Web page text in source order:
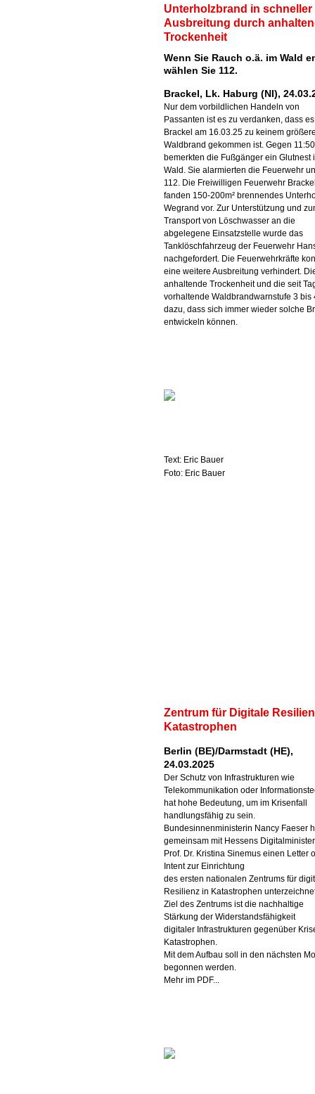
Unterholzbrand in schneller
Ausbreitung durch
Trockenheit
Wenn Sie Rauch o.ä. im Wald
wählen Sie 112.
Brackel, Lk. Haburg (NI),
Nur dem vorbildlichen Handeln von
Passanten ist es zu verdanken, dass
Brackel am 16.03.25 zu keinem
Waldbrand gekommen ist. Gegen
bemerkten die Fußgänger ein Glutnest
Wald. Sie alarmierten die Feuerwehr
112. Die Freiwilligen Feuerwehr
fanden 150-200m² brennendes
Wegrand vor. Zur Unterstützung und
Transport von Löschwasser an die
abgelegene Einsatzstelle wurde das
Tanklöschfahrzeug der Feuerwehr
nachgefordert. Die Feuerwehrkräfte
eine weitere Ausbreitung verhindert.
anhaltende Trockenheit und die seit
vorhaltende Waldbrandwarnstufe 3 bis
dazu, dass sich immer wieder solche
entwickeln können.
Text: Eric Bauer
Foto: Eric Bauer
Zentrum für Digitale
Katastrophen
Berlin (BE)/Darmstadt (HE),
24.03.2025
Der Schutz von Infrastrukturen wie
Telekommunikation oder
hat hohe Bedeutung, um im Krisenfall
handlungsfähig zu sein.
Bundesinnenministerin Nancy Faeser
gemeinsam mit Hessens
Prof. Dr. Kristina Sinemus einen Letter
Intent zur Einrichtung
des ersten nationalen Zentrums für
Resilienz in Katastrophen
Ziel des Zentrums ist die nachhaltige
Stärkung der Widerstandsfähigkeit
digitaler Infrastrukturen gegenüber
Katastrophen.
Mit dem Aufbau soll in den nächsten
begonnen werden.
Mehr im PDF...